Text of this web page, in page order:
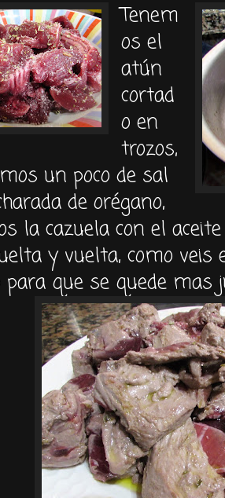
Tenem
os el
atún
cortad
o en
trozos,
un poco de sal
de orégano,
la cazuela con el
y vuelta, como
que se quede mas